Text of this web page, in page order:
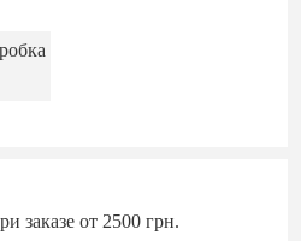
заказе от 2500 грн.